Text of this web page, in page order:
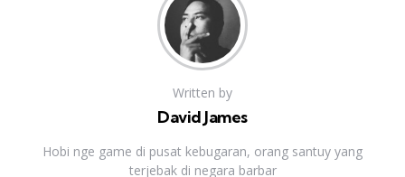
Written by
David James
Hobi nge game di pusat kebugaran, orang santuy yang
terjebak di negara barbar